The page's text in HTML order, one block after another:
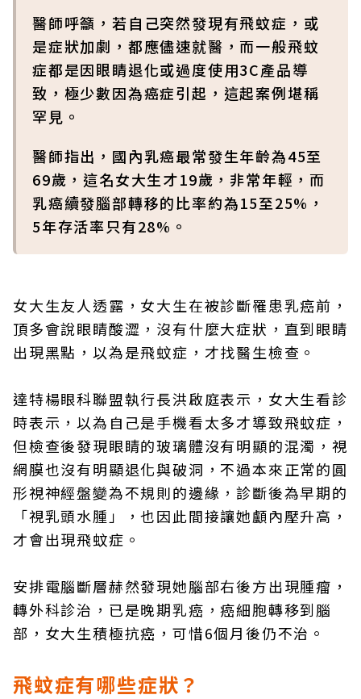
醫師呼籲，若自己突然發現有飛蚊症，或
是症狀加劇，都應儘速就醫，而一般飛蚊
症都是因眼睛退化或過度使用3C產品導
致，極少數因為癌症引起，這起案例堪稱
罕見。
醫師指出，國內乳癌最常發生年齡為45至
69歲，這名女大生才19歲，非常年輕，而
乳癌續發腦部轉移的比率約為15至25%，
5年存活率只有28%。
女大生友人透露，女大生在被診斷罹患乳癌前，
頂多會說眼睛酸澀，沒有什麼大症狀，直到眼睛
出現黑點，以為是飛蚊症，才找醫生檢查。
達特楊眼科聯盟執行長洪啟庭表示，女大生看診
時表示，以為自己是手機看太多才導致飛蚊症，
但檢查後發現眼睛的玻璃體沒有明顯的混濁，視
網膜也沒有明顯退化與破洞，不過本來正常的圓
形視神經盤變為不規則的邊緣，診斷後為早期的
「視乳頭水腫」，也因此間接讓她顱內壓升高，
才會出現飛蚊症。
安排電腦斷層赫然發現她腦部右後方出現腫瘤，
轉外科診治，已是晚期乳癌，癌細胞轉移到腦
部，女大生積極抗癌，可惜6個月後仍不治。
飛蚊症有哪些症狀？